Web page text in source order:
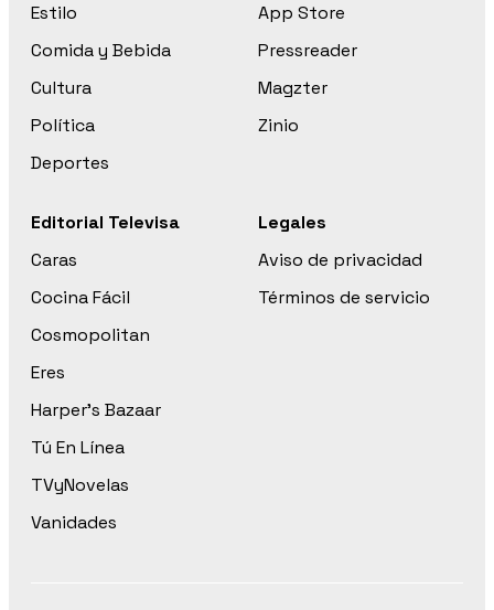
Estilo
Comida y Bebida
Cultura
Política
Deportes
App Store
Pressreader
Magzter
Zinio
Editorial Televisa
Caras
Cocina Fácil
Cosmopolitan
Eres
Harper’s Bazaar
Tú En Línea
TVyNovelas
Vanidades
Legales
Aviso de privacidad
Términos de servicio